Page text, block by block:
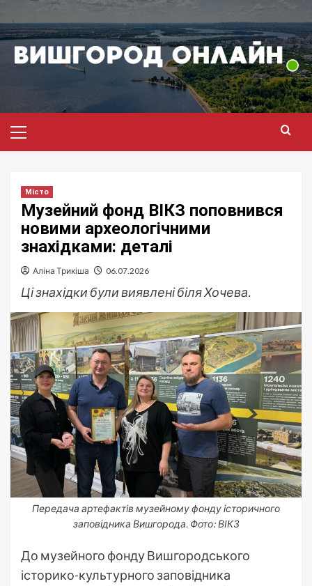
до
вмісту
меню
Місто
Музейний фонд ВІКЗ поповнився
новими археологічними
знахідками: деталі
Аліна Трикіша 06.07.2026
Ці знахідки були виявлені біля Хочева.
Передача артефактів музейному фонду історичного
заповідника Вишгорода. Фото: ВІКЗ
До музейного фонду Вишгородського
історико-культурного заповідника